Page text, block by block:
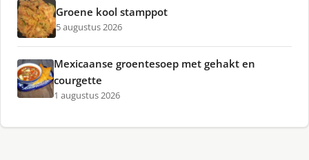
Groene kool stamppot
5 augustus 2026
Mexicaanse groentesoep met gehakt en
courgette
1 augustus 2026